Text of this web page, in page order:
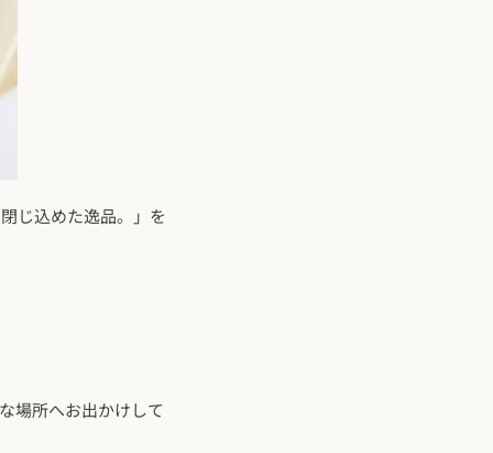
じ込めた逸品。」を
場所へお出かけして